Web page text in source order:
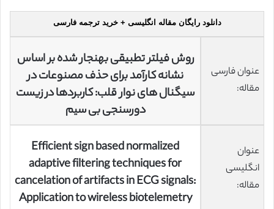
دانلود رایگان مقاله انگلیسی + خرید ترجمه فارسی
عنوان فارسی
مقاله:
روش فیلتر تطبیقی بهنجار شده بر اساس
نشانه کارآمد برای حذف مصنوعات در
سیگنال های نوار قلب: کاربردها در زیست
دورسنجی بی سیم
عنوان
انگلیسی
مقاله:
Efficient sign based normalized
adaptive filtering techniques for
cancelation of artifacts in ECG signals:
Application to wireless biotelemetry